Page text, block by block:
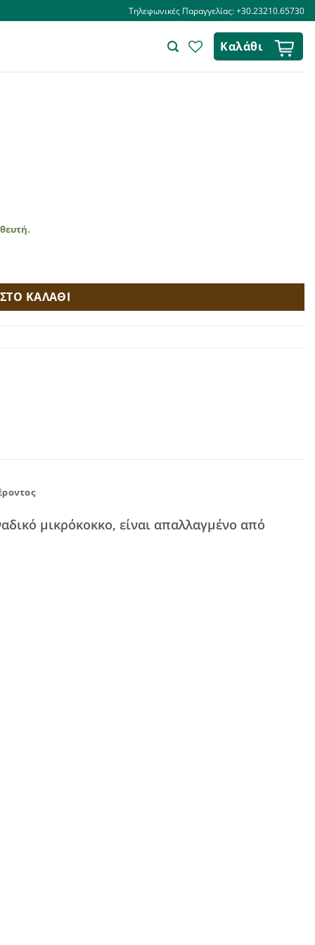
Τηλεφωνικές Παραγγελίας: +30.23210.65730
Καλάθι
ΚΑΛΑΘΙ
μικρόκοκκο, είναι απαλλαγμένο από